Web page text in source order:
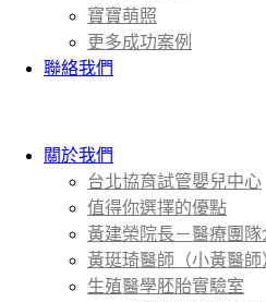
寶寶萌照
更多成功案例
聯絡我們
關於我們
台北協育試管嬰兒中心
值得你選擇的優點
黃建榮院長－醫療團隊
黃珽琦醫師（小黃醫師
生殖醫學胚胎實驗室